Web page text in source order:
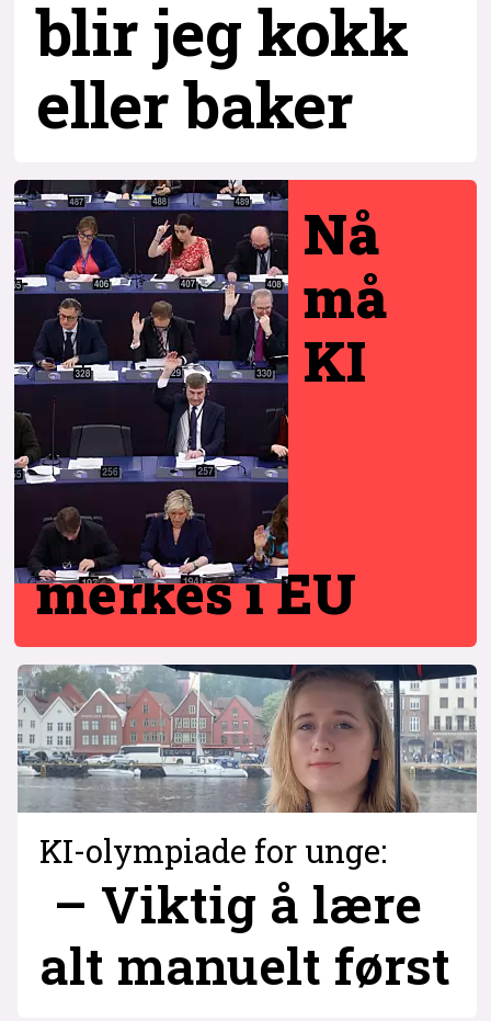
blir jeg kokk
eller baker
Nå
må
KI
merkes i EU
KI-olympiade for unge:
– Viktig å lære
alt manuelt først